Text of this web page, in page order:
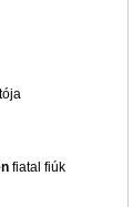
fiatal fiúk